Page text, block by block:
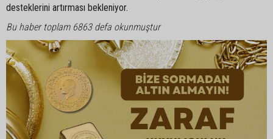
desteklerini artırması bekleniyor.
Bu haber toplam 6863 defa okunmuştur